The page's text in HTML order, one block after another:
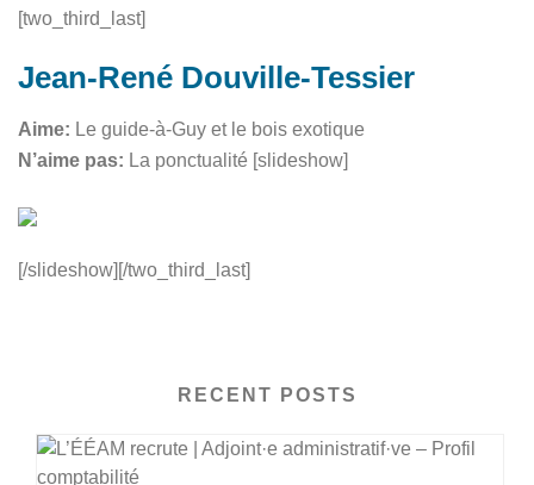
[two_third_last]
Jean-René Douville-Tessier
Aime: Le guide-à-Guy et le bois exotique
N’aime pas: La ponctualité [slideshow]
[/slideshow][/two_third_last]
RECENT POSTS